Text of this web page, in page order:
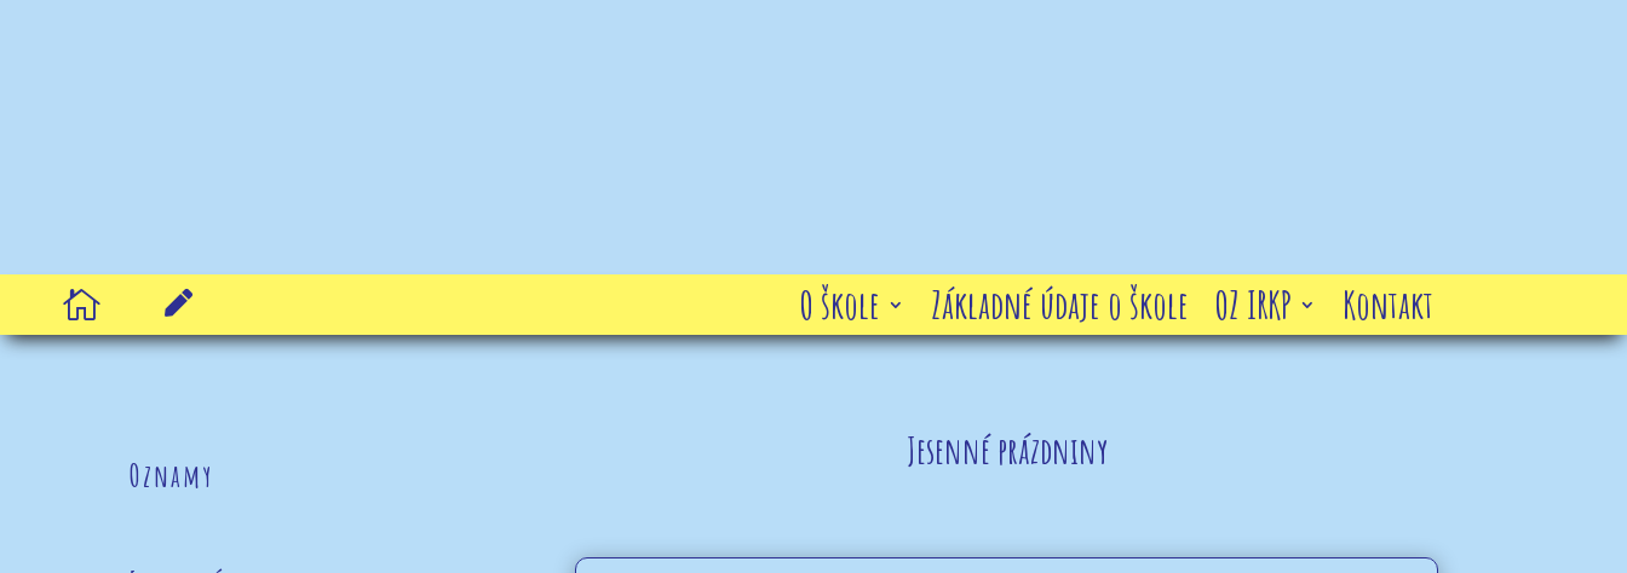
  O škole Základné údaje o škole OZ IRKP Kontakt
Oznamy
Jesenné prázdniny